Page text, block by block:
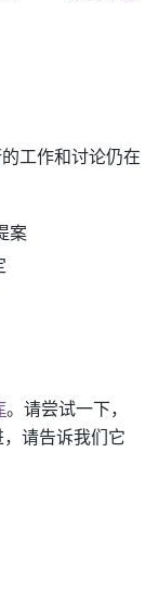
工作和讨论仍在
案
。请尝试一下，
请告诉我们它